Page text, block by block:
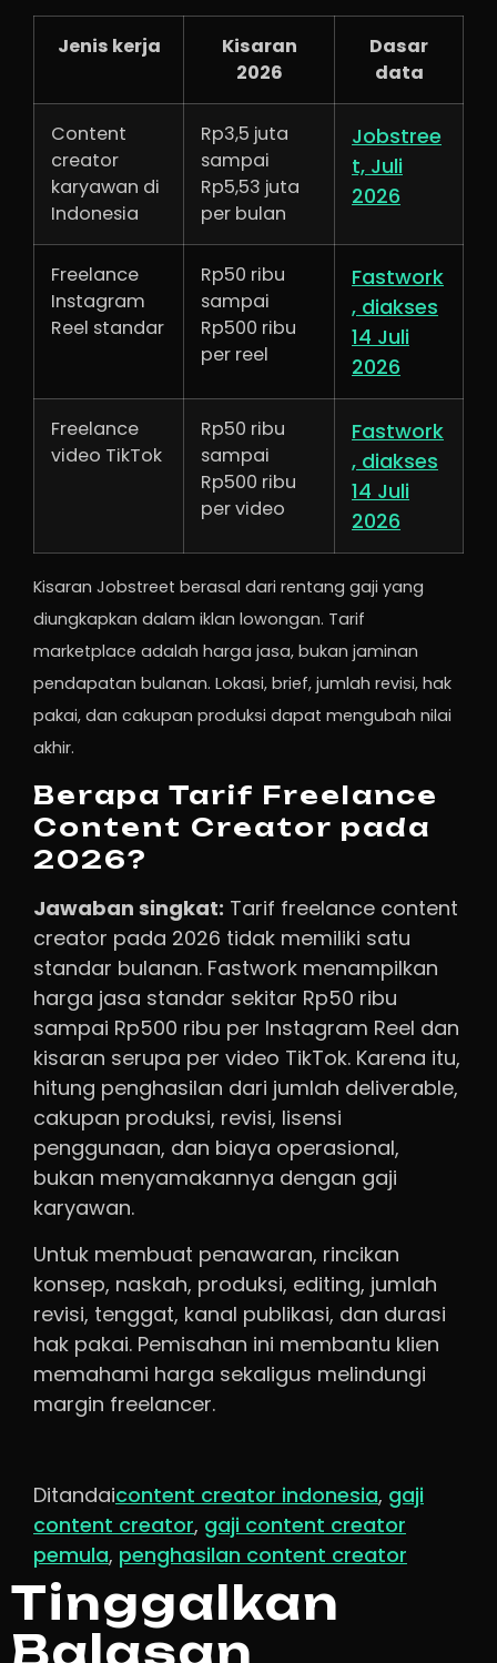
Jenis kerja
Kisaran
2026
Dasar
data
Content
creator
karyawan di
Indonesia
Rp3,5 juta
sampai
Rp5,53 juta
per bulan
Jobstree
t, Juli
2026
Freelance
Instagram
Reel standar
Rp50 ribu
sampai
Rp500 ribu
per reel
Fastwork
, diakses
14 Juli
2026
Freelance
video TikTok
Rp50 ribu
sampai
Rp500 ribu
per video
Fastwork
, diakses
14 Juli
2026
Kisaran Jobstreet berasal dari rentang gaji yang
diungkapkan dalam iklan lowongan. Tarif
marketplace adalah harga jasa, bukan jaminan
pendapatan bulanan. Lokasi, brief, jumlah revisi, hak
pakai, dan cakupan produksi dapat mengubah nilai
akhir.
Berapa Tarif Freelance
Content Creator pada
2026?
Jawaban singkat: Tarif freelance content
creator pada 2026 tidak memiliki satu
standar bulanan. Fastwork menampilkan
harga jasa standar sekitar Rp50 ribu
sampai Rp500 ribu per Instagram Reel dan
kisaran serupa per video TikTok. Karena itu,
hitung penghasilan dari jumlah deliverable,
cakupan produksi, revisi, lisensi
penggunaan, dan biaya operasional,
bukan menyamakannya dengan gaji
karyawan.
Untuk membuat penawaran, rincikan
konsep, naskah, produksi, editing, jumlah
revisi, tenggat, kanal publikasi, dan durasi
hak pakai. Pemisahan ini membantu klien
memahami harga sekaligus melindungi
margin freelancer.
Ditandaicontent creator indonesia, gaji
content creator, gaji content creator
pemula, penghasilan content creator
Tinggalkan